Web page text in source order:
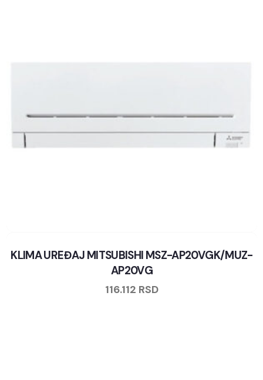
KLIMA UREĐAJ MITSUBISHI MSZ-AP20VGK/MUZ-
AP20VG
116.112 RSD